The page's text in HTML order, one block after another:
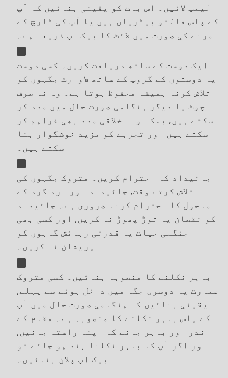
لیمپ لائیں۔ اس بات کو یقینی بنائیں کہ آپ
کے پاس فالتو بیٹریاں ہیں یا آپ کی ٹارچ کے
مرنے کی صورت میں لائٹ کا بیک اپ ذریعہ ہے۔
ایک دوست کے ساتھ دریافت کریں۔ کسی دوست
یا دوستوں کے گروپ کے ساتھ لاوارث جگہوں کو
تلاش کرنا ہمیشہ محفوظ ہوتا ہے۔ وہ نہ صرف
چوٹ یا دیگر ہنگامی صورت حال میں مدد کر
سکتے ہیں, بلکہ وہ اخلاقی مدد بھی فراہم کر
سکتے ہیں اور تجربے کو مزید خوشگوار بنا
سکتے ہیں۔
جائیداد کا احترام کریں۔ متروک جگہوں کی
تلاش کرتے وقت, جائیداد اور ارد گرد کے
ماحول کا احترام کرنا ضروری ہے۔ جائیداد
کو نقصان یا توڑ پھوڑ نہ کریں, اور کسی بھی
جنگلی حیات یا قدرتی رہائش گاہوں کو
پریشان نہ کریں۔
باہر نکلنے کا منصوبہ بنائیں۔ کسی متروک
عمارت یا دوسری جگہ میں داخل ہونے سے پہلے,
یقینی بنائیں کہ ہنگامی صورت حال میں آپ
کے پاس باہر نکلنے کا منصوبہ ہے۔ مقام کے
اندر اور باہر جانے کا اپنا راستہ جانیں,
اور اگر آپ کا باہر نکلنا بند ہو جائے تو
بیک اپ پلان بنائیں۔